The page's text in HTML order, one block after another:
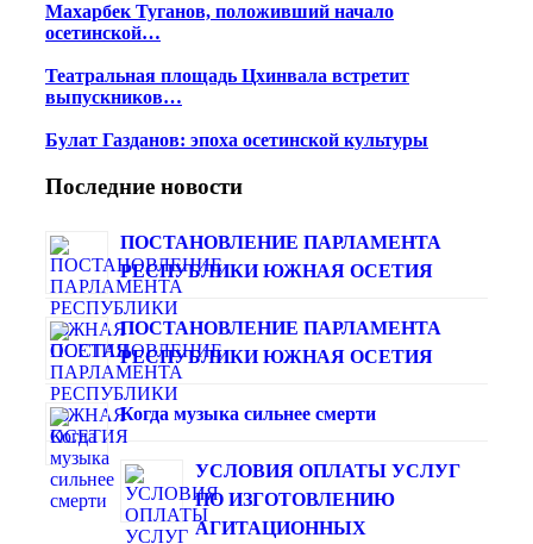
Махарбек Туганов, положивший начало
осетинской…
Театральная площадь Цхинвала встретит
выпускников…
Булат Газданов: эпоха осетинской культуры
Последние новости
ПОСТАНОВЛЕНИЕ ПАРЛАМЕНТА
РЕСПУБЛИКИ ЮЖНАЯ ОСЕТИЯ
ПОСТАНОВЛЕНИЕ ПАРЛАМЕНТА
РЕСПУБЛИКИ ЮЖНАЯ ОСЕТИЯ
Когда музыка сильнее смерти
УСЛОВИЯ ОПЛАТЫ УСЛУГ
ПО ИЗГОТОВЛЕНИЮ
АГИТАЦИОННЫХ